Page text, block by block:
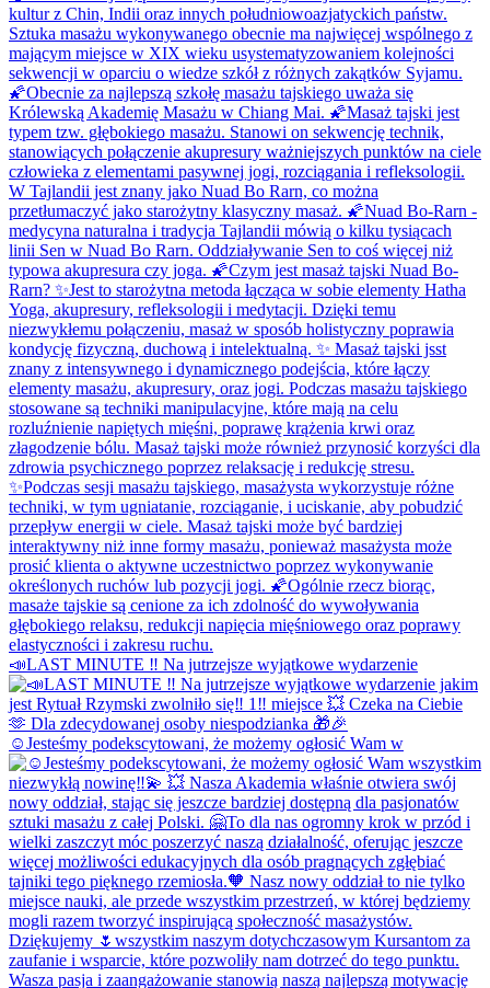
📣LAST MINUTE ‼️ Na jutrzejsze wyjątkowe wydarzenie
☺️Jesteśmy podekscytowani, że możemy ogłosić Wam w